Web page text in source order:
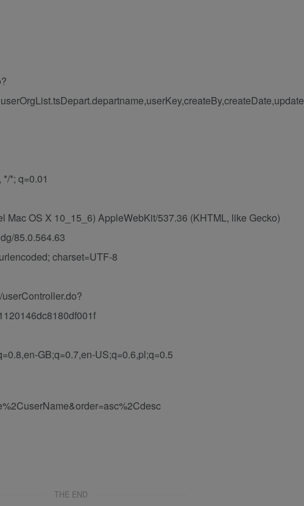
*; q=0.01
Mac OS X 10_15_6) AppleWebKit/537.36 (KHTML, like Gecko)
85.0.564.63
charset=UTF-8
GB;q=0.7,en-US;q=0.6,pl;q=0.5
THE END